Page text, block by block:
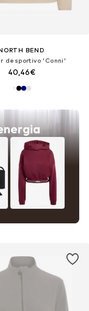
BEND
desportivo 'Conni'
40,46€